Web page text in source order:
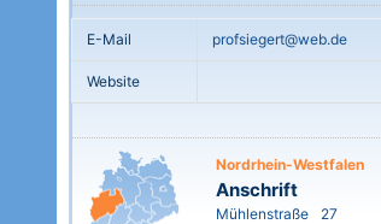
E-Mail profsiegert@web.de
Website
Nordrhein-Westfalen
Anschrift
Mühlenstraße
27